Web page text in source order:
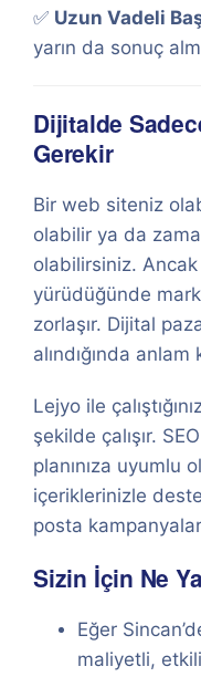
✅ Uzun Vadeli
yarın da sonuç
Dijitalde
Gerekir
Bir web siteniz
olabilir ya da
olabilirsiniz.
yürüdüğünde
zorlaşır. Dijital
alındığında anlam
Lejyo ile
şekilde çalışır.
planınıza uyumlu
içeriklerinizle
posta
Sizin İçin Ne
Eğer
maliyetli,